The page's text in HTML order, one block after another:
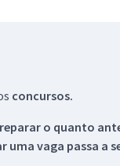
concursos.
o quanto
uma vaga passa a